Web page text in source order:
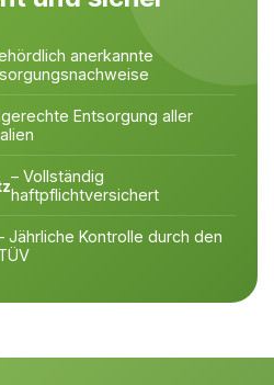
anerkannte
Entsorgung aller
– Vollständig
haftpflichtversichert
Jährliche Kontrolle durch den